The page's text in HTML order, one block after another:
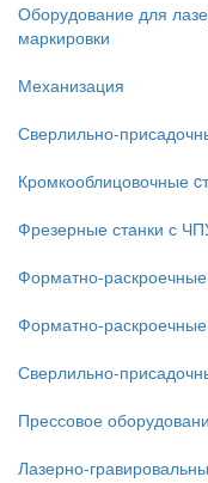
Оборудование для
маркировки
Механизация
Сверлильно-
Кромкооблицовочные
Фрезерные станки с
Форматно-раскроечные
Форматно-
Сверлильно-
Прессовое
Лазерно-